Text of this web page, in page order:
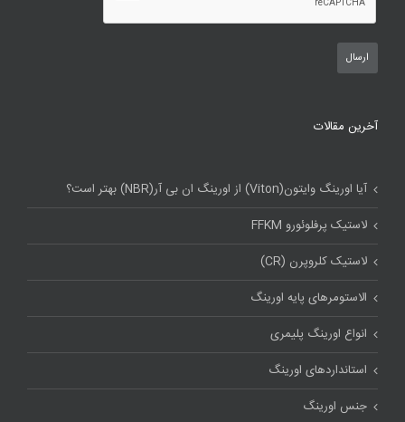
آخرین مقالات
آیا اورینگ وایتون(Viton) از اورینگ ان بی آر(NBR) بهتر است؟
لاستیک پرفلوئورو FFKM
لاستیک کلروپرن (CR)
الاستومرهای پایه اورینگ
انواع اورینگ پلیمری
استاندارد‌های اورینگ
جنس اورینگ